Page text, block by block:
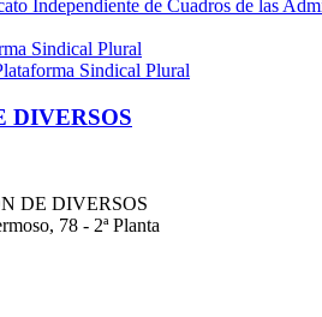
Independiente de Cuadros de las
Sindical Plural
Sindical Plural
DIVERSOS
DE DIVERSOS
78 - 2ª Planta